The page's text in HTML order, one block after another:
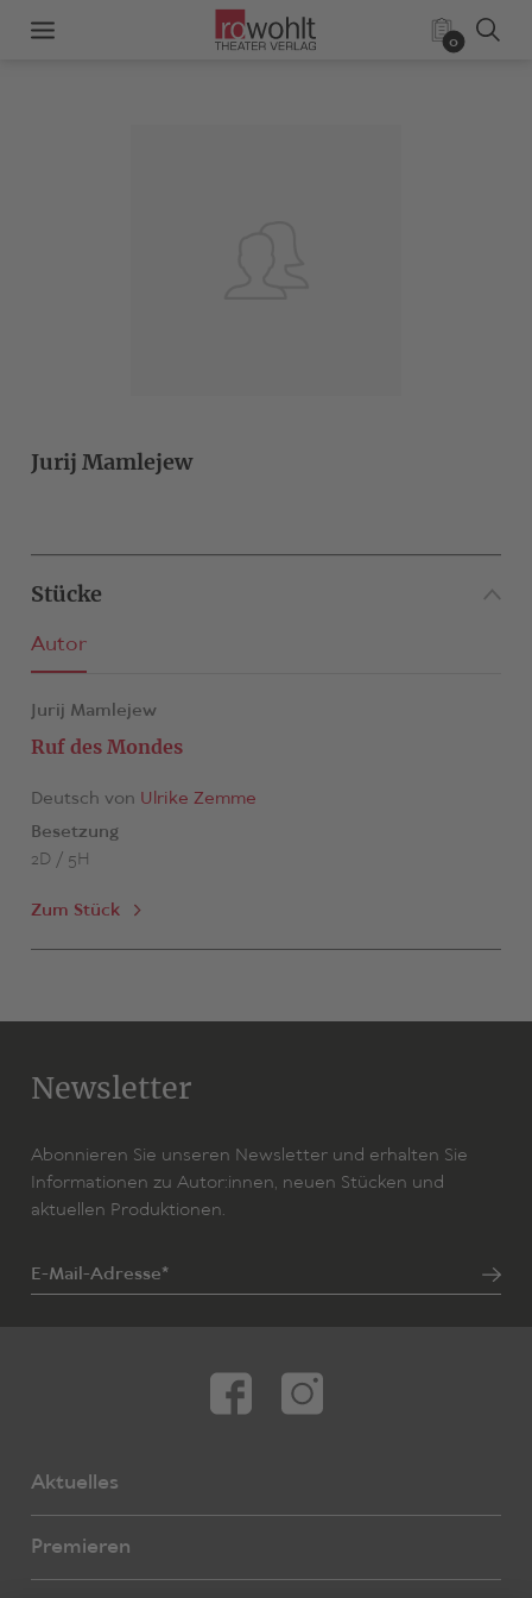
0
Jurij Mamlejew
Stücke
Autor
Jurij Mamlejew
Ruf des Mondes
Deutsch von Ulrike Zemme
Besetzung
2D / 5H
Zum Stück
Newsletter
Abonnieren Sie unseren Newsletter und erhalten Sie
Informationen zu Autor:innen, neuen Stücken und
aktuellen Produktionen.
E-Mail-Adresse*
Aktuelles
Premieren